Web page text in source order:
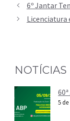
6º Jantar
Licenciatura
NOTÍCIAS
5